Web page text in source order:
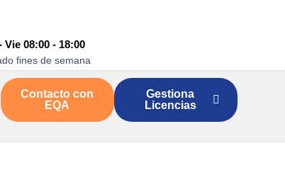
Vie 08:00 - 18:00
fines de semana
Contacto con
EQA
Gestiona
Licencias